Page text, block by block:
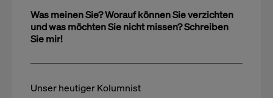
Was meinen Sie? Worauf können Sie verzichten
und was möchten Sie nicht missen? Schreiben
Sie mir!
Unser heutiger Kolumnist